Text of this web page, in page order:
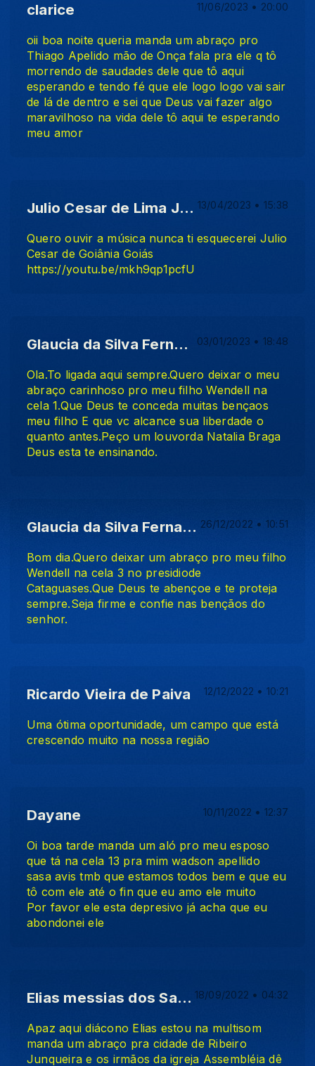
clarice 11/06/2023 • 20:00
oii boa noite queria manda um abraço pro
Thiago Apelido mão de Onça fala pra ele q tô
morrendo de saudades dele que tô aqui
esperando e tendo fé que ele logo logo vai sair
de lá de dentro e sei que Deus vai fazer algo
maravilhoso na vida dele tô aqui te esperando
meu amor
Julio Cesar de Lima Junior 13/04/2023 • 15:38
Quero ouvir a música nunca ti esquecerei Julio
Cesar de Goiânia Goiás
https://youtu.be/mkh9qp1pcfU
Glaucia da Silva Fernandes Feijó 03/01/2023 • 18:48
Ola.To ligada aqui sempre.Quero deixar o meu
abraço carinhoso pro meu filho Wendell na
cela 1.Que Deus te conceda muitas bençaos
meu filho E que vc alcance sua liberdade o
quanto antes.Peço um louvorda Natalia Braga
Deus esta te ensinando.
Glaucia da Silva Fernandes Feijó 26/12/2022 • 10:51
Bom dia.Quero deixar um abraço pro meu filho
Wendell na cela 3 no presidiode
Cataguases.Que Deus te abençoe e te proteja
sempre.Seja firme e confie nas bençãos do
senhor.
Ricardo Vieira de Paiva 12/12/2022 • 10:21
Uma ótima oportunidade, um campo que está
crescendo muito na nossa região
Dayane 10/11/2022 • 12:37
Oi boa tarde manda um aló pro meu esposo
que tá na cela 13 pra mim wadson apellido
sasa avis tmb que estamos todos bem e que eu
tô com ele até o fin que eu amo ele muito
Por favor ele esta depresivo já acha que eu
abondonei ele
Elias messias dos Santos 18/09/2022 • 04:32
Apaz aqui diácono Elias estou na multisom
manda um abraço pra cidade de Ribeiro
Junqueira e os irmãos da igreja Assembléia dê